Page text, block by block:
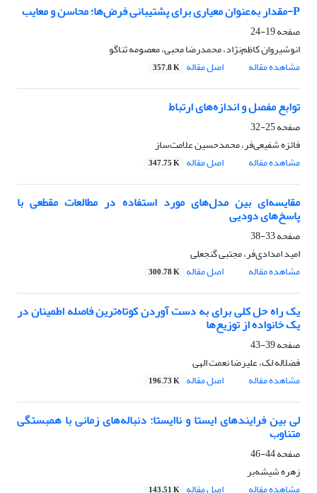
P-مقدار به‌عنوان معیاری برای پشتیبانی فرض‌ها؛ محاسن و معایب
صفحه19-24
انوشیروان کاظم‌نژاد، محمدرضا محبی، معصومه ثناگو
مشاهده مقاله
اصل مقاله 357.8 K
توابع مفصل و اندازه‌های ارتباط
صفحه25-32
فائزه شفیعی‌فر، محمدحسین علامت‌ساز
مشاهده مقاله
اصل مقاله 347.75 K
مقایسه‌ای بین مدل‌های مورد استفاده در مطالعات مقطعی با
پاسخ‌های دودیی
صفحه33-38
امید امدادی‌فر، مجتبی گنجعلی
مشاهده مقاله
اصل مقاله 300.78 K
یک راه حل کلی برای به دست آوردن کوتاه‌ترین فاصله اطمینان در
یک خانواده از توزیع‌ها
صفحه39-43
فضلاله لک، علیرضا نعمت الهی
مشاهده مقاله
اصل مقاله 196.73 K
لی بین فرایندهای ایستا و ناایستا: دنباله‌های زمانی با همبستگی
متناوب
صفحه44-46
زهره شیشه‌بر